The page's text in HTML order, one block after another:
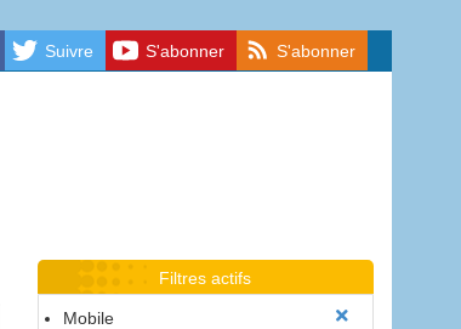
Suivre S'abonner S'abonner
Filtres actifs
Mobile